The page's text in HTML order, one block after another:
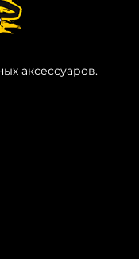
аксессуаров.